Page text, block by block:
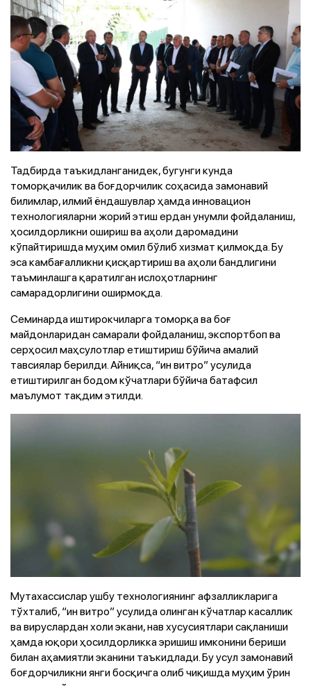
Тадбирда таъкидланганидек, бугунги кунда
томорқачилик ва боғдорчилик соҳасида замонавий
билимлар, илмий ёндашувлар ҳамда инновацион
технологияларни жорий этиш ердан унумли фойдаланиш,
ҳосилдорликни ошириш ва аҳоли даромадини
кўпайтиришда муҳим омил бўлиб хизмат қилмоқда. Бу
эса камбағалликни қисқартириш ва аҳоли бандлигини
таъминлашга қаратилган ислоҳотларнинг
самарадорлигини оширмоқда.
Семинарда иштирокчиларга томорқа ва боғ
майдонларидан самарали фойдаланиш, экспортбоп ва
серҳосил маҳсулотлар етиштириш бўйича амалий
тавсиялар берилди. Айниқса, “ин витро” усулида
етиштирилган бодом кўчатлари бўйича батафсил
маълумот тақдим этилди.
Мутахассислар ушбу технологиянинг афзалликларига
тўхталиб, “ин витро” усулида олинган кўчатлар касаллик
ва вируслардан холи экани, нав хусусиятлари сақланиши
ҳамда юқори ҳосилдорликка эришиш имконини бериши
билан аҳамиятли эканини таъкидлади. Бу усул замонавий
боғдорчиликни янги босқичга олиб чиқишда муҳим ўрин